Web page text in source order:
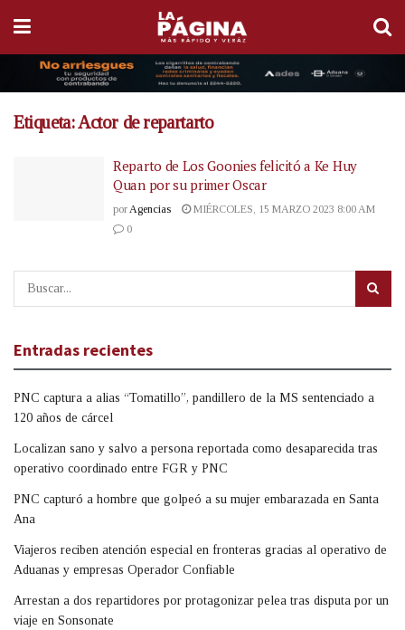
Etiqueta:Actor de repartarto
Reparto de Los Goonies felicitó a Ke Huy
Quan por su primer Oscar
por Agencias
MIÉRCOLES, 15 MARZO 2023 8:00 AM
0
Entradas recientes
PNC captura a alias “Tomatillo”, pandillero de la MS sentenciado a
120 años de cárcel
Localizan sano y salvo a persona reportada como desaparecida tras
operativo coordinado entre FGR y PNC
PNC capturó a hombre que golpeó a su mujer embarazada en Santa
Ana
Viajeros reciben atención especial en fronteras gracias al operativo de
Aduanas y empresas Operador Confiable
Arrestan a dos repartidores por protagonizar pelea tras disputa por un
viaje en Sonsonate